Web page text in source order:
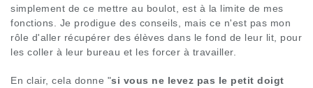
simplement de ce mettre au boulot, est à la limite de mes
fonctions. Je prodigue des conseils, mais ce n'est pas mon
rôle d'aller récupérer des élèves dans le fond de leur lit, pour
les coller à leur bureau et les forcer à travailler.
En clair, cela donne "si vous ne levez pas le petit doigt